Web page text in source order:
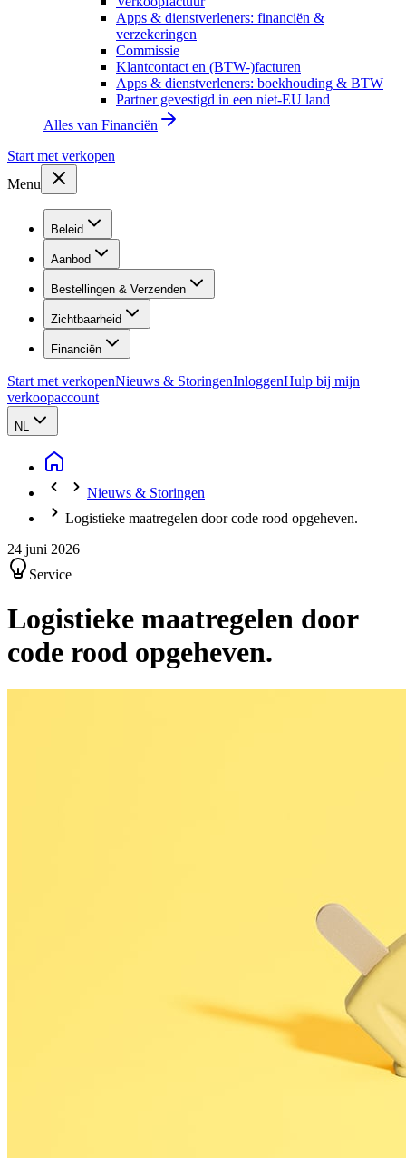
Apps & dienstverleners: financiën &
verzekeringen
Commissie
Klantcontact en (BTW-)facturen
Apps & dienstverleners: boekhouding & BTW
Partner gevestigd in een niet-EU land
Alles van Financiën
Start met verkopen
Menu
Beleid
Aanbod
Bestellingen & Verzenden
Zichtbaarheid
Financiën
Start met verkopenNieuws & StoringenInloggenHulp bij mijn
verkoopaccount
NL
Nieuws & Storingen
Logistieke maatregelen door code rood opgeheven.
24 juni 2026
Service
Logistieke maatregelen door
code rood opgeheven.